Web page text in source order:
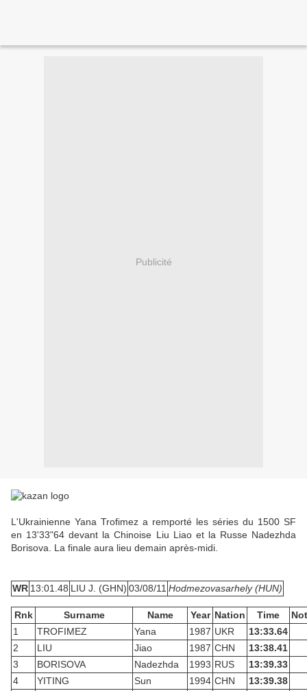
Publicité
L'Ukrainienne Yana Trofimez a remporté les séries du 1500 SF
en 13'33"64 devant la Chinoise Liu Liao et la Russe Nadezhda
Borisova. La finale aura lieu demain après-midi.
WR 13:01.48 LIU J. (GHN) 03/08/11 Hodmezovasarhely (HUN)
Rnk Surname Name Year Nation Time
1
TROFIMEZ Yana 1987 UKR
13:33.64
2
LIU Jiao 1987 CHN
13:38.41
3
BORISOVA Nadezhda 1993 RUS
13:39.33
4
YITING Sun 1994 CHN
13:39.38